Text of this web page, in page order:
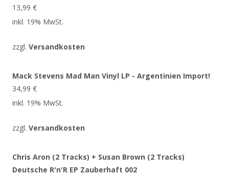
13,99 €
inkl. 19% MwSt.
zzgl. Versandkosten
Mack Stevens Mad Man Vinyl LP - Argentinien Import!
34,99 €
inkl. 19% MwSt.
zzgl. Versandkosten
Chris Aron (2 Tracks) + Susan Brown (2 Tracks)
Deutsche R'n'R EP Zauberhaft 002